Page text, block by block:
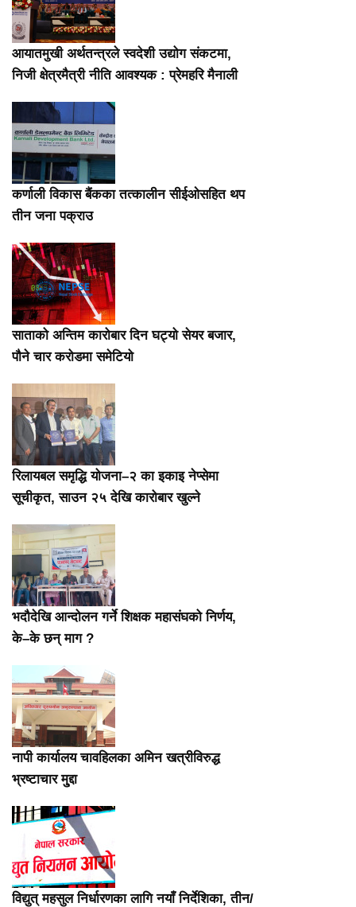
आयातमुखी अर्थतन्त्रले स्वदेशी उद्योग संकटमा,
निजी क्षेत्रमैत्री नीति आवश्यक : प्रेमहरि मैनाली
कर्णाली विकास बैंकका तत्कालीन सीईओसहित थप
तीन जना पक्राउ
साताको अन्तिम कारोबार दिन घट्यो सेयर बजार,
पौने चार करोडमा समेटियो
रिलायबल समृद्धि योजना–२ का इकाइ नेप्सेमा
सूचीकृत, साउन २५ देखि कारोबार खुल्ने
भदौदेखि आन्दोलन गर्ने शिक्षक महासंघको निर्णय,
के–के छन् माग ?
नापी कार्यालय चावहिलका अमिन खत्रीविरुद्ध
भ्रष्टाचार मु्द्दा
विद्युत् महसुल निर्धारणका लागि नयाँ निर्देशिका, तीन/